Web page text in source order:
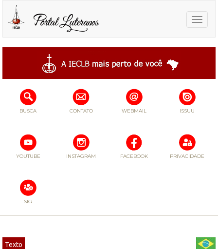
Toggle
BUSCA CONTATO WEBMAIL ISSUU
YOUTUBE INSTAGRAM FACEBOOK PRIVACIDADE
SIG
Texto